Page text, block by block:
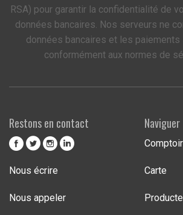
RSA) pour garantir la confidentialité de
données bancaires. Nos serveurs ne
données bancaires et les
conformément aux normes de
Restons en contact
Nous écrire
Nous appeler
Naviguer
Carte